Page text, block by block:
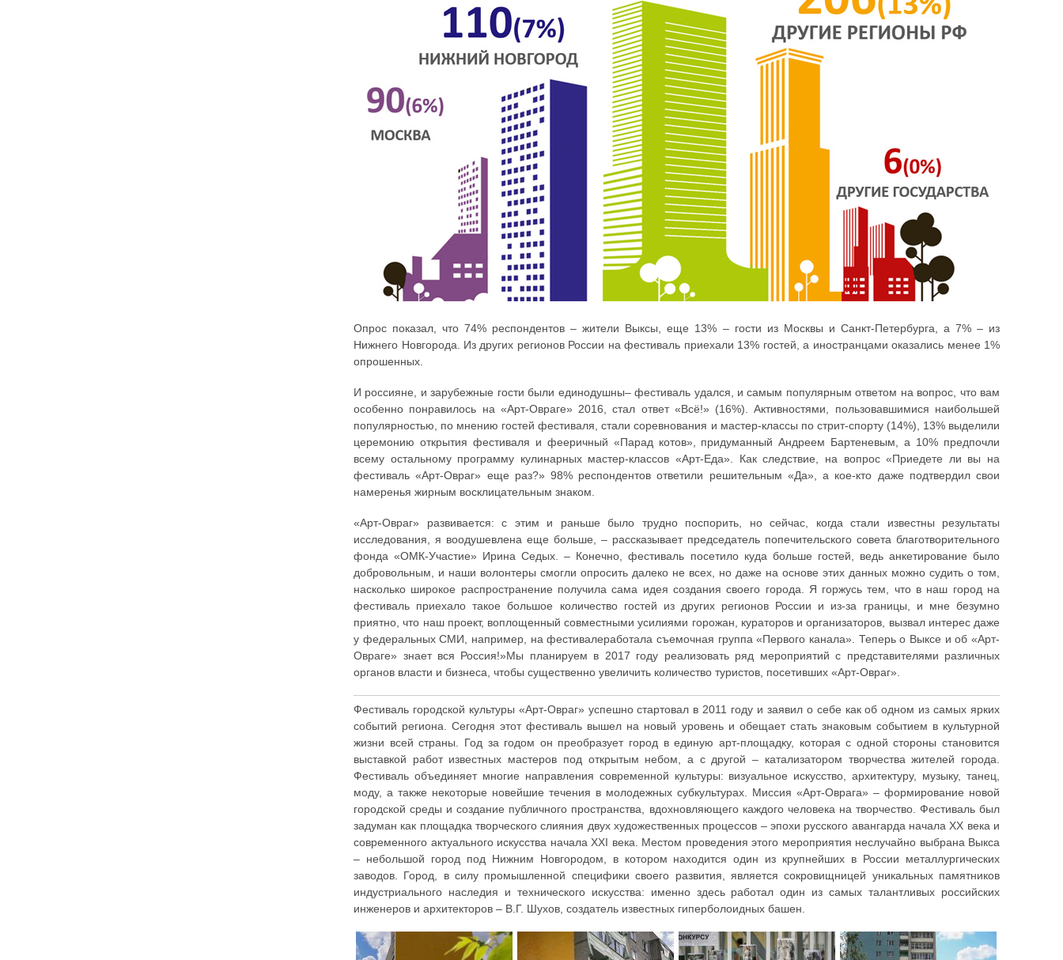
Опрос показал, что 74% респондентов – жители Выксы, еще 13% – гости из Москвы и Санкт-Петербурга, а 7% – из
Нижнего Новгорода. Из других регионов России на фестиваль приехали 13% гостей, а иностранцами оказались менее 1%
опрошенных.
И россияне, и зарубежные гости были единодушны– фестиваль удался, и самым популярным ответом на вопрос, что вам
особенно понравилось на «Арт-Овраге» 2016, стал ответ «Всё!» (16%). Активностями, пользовавшимися наибольшей
популярностью, по мнению гостей фестиваля, стали соревнования и мастер-классы по стрит-спорту (14%), 13% выделили
церемонию открытия фестиваля и фееричный «Парад котов», придуманный Андреем Бартеневым, а 10% предпочли
всему остальному программу кулинарных мастер-классов «Арт-Еда». Как следствие, на вопрос «Приедете ли вы на
фестиваль «Арт-Овраг» еще раз?» 98% респондентов ответили решительным «Да», а кое-кто даже подтвердил свои
намеренья жирным восклицательным знаком.
«Арт-Овраг» развивается: с этим и раньше было трудно поспорить, но сейчас, когда стали известны результаты
исследования, я воодушевлена еще больше, – рассказывает председатель попечительского совета благотворительного
фонда «ОМК-Участие» Ирина Седых. – Конечно, фестиваль посетило куда больше гостей, ведь анкетирование было
добровольным, и наши волонтеры смогли опросить далеко не всех, но даже на основе этих данных можно судить о том,
насколько широкое распространение получила сама идея создания своего города. Я горжусь тем, что в наш город на
фестиваль приехало такое большое количество гостей из других регионов России и из-за границы, и мне безумно
приятно, что наш проект, воплощенный совместными усилиями горожан, кураторов и организаторов, вызвал интерес даже
у федеральных СМИ, например, на фестивалеработала съемочная группа «Первого канала». Теперь о Выксе и об «Арт-
Овраге» знает вся Россия!»Мы планируем в 2017 году реализовать ряд мероприятий с представителями различных
органов власти и бизнеса, чтобы существенно увеличить количество туристов, посетивших «Арт-Овраг».
Фестиваль городской культуры «Арт-Овраг» успешно стартовал в 2011 году и заявил о себе как об одном из самых ярких
событий региона. Сегодня этот фестиваль вышел на новый уровень и обещает стать знаковым событием в культурной
жизни всей страны. Год за годом он преобразует город в единую арт-площадку, которая с одной стороны становится
выставкой работ известных мастеров под открытым небом, а с другой – катализатором творчества жителей города.
Фестиваль объединяет многие направления современной культуры: визуальное искусство, архитектуру, музыку, танец,
моду, а также некоторые новейшие течения в молодежных субкультурах. Миссия «Арт-Оврага» – формирование новой
городской среды и создание публичного пространства, вдохновляющего каждого человека на творчество. Фестиваль был
задуман как площадка творческого слияния двух художественных процессов – эпохи русского авангарда начала ХХ века и
современного актуального искусства начала XXI века. Местом проведения этого мероприятия неслучайно выбрана Выкса
– небольшой город под Нижним Новгородом, в котором находится один из крупнейших в России металлургических
заводов. Город, в силу промышленной специфики своего развития, является сокровищницей уникальных памятников
индустриального наследия и технического искусства: именно здесь работал один из самых талантливых российских
инженеров и архитекторов – В.Г. Шухов, создатель известных гиперболоидных башен.